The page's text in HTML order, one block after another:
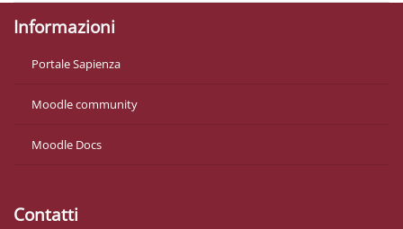
Informazioni
Portale Sapienza
Moodle community
Moodle Docs
Contatti